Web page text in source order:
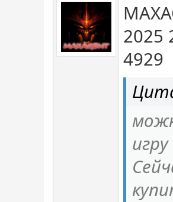
2025
4929